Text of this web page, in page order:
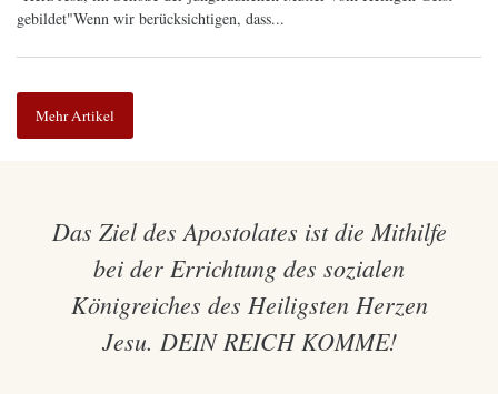
gebildet"Wenn wir berücksichtigen, dass...
Mehr Artikel
Das Ziel des Apostolates ist die Mithilfe
bei der Errichtung des sozialen
Königreiches des Heiligsten Herzen
Jesu. DEIN REICH KOMME!